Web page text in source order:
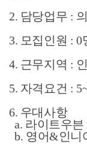
2. 담당업무 :
3. 모집인원 : 0
4. 근무지역 :
5. 자격요건 :
6. 우대사항
a. 라이트우
b. 영어&인니